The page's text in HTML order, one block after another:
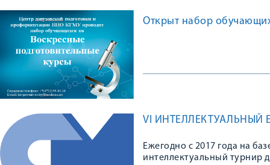
Открыт набор
VI ИНТЕЛЛЕКТУАЛЬНЫЙ
Ежегодно с 2017 года на
интеллектуальный турнир